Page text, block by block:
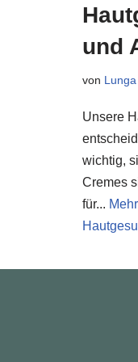
und
von
Unsere
wichtig,
Cremes
für...